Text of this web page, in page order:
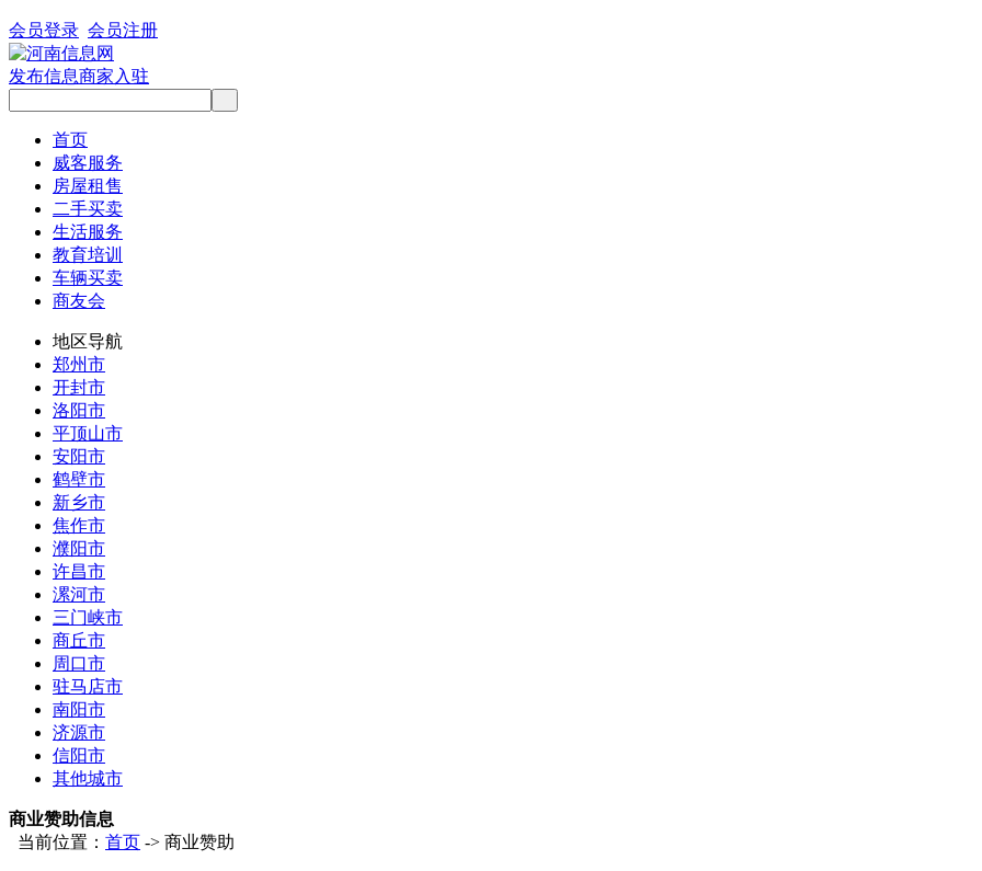
会员登录 会员注册
发布信息商家入驻
首页
威客服务
房屋租售
二手买卖
生活服务
教育培训
车辆买卖
商友会
地区导航
郑州市
开封市
洛阳市
平顶山市
安阳市
鹤壁市
新乡市
焦作市
濮阳市
许昌市
漯河市
三门峡市
商丘市
周口市
驻马店市
南阳市
济源市
信阳市
其他城市
商业赞助信息
当前位置： 首页 -> 商业赞助